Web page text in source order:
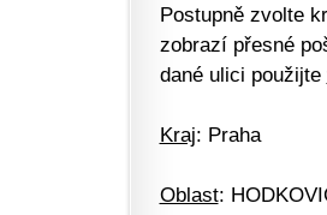
Postupně zvolte
zobrazí přesné
dané ulici použijte
Kraj: Praha
Oblast: